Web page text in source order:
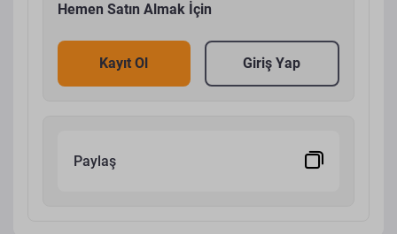
Hemen Satın Almak İçin
Kayıt Ol Giriş Yap
Paylaş